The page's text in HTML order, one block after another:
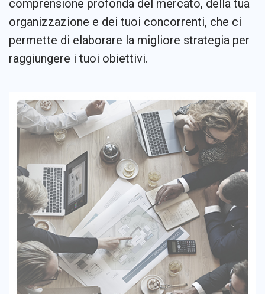
comprensione profonda del mercato, della tua
organizzazione e dei tuoi concorrenti, che ci
permette di elaborare la migliore strategia per
raggiungere i tuoi obiettivi.